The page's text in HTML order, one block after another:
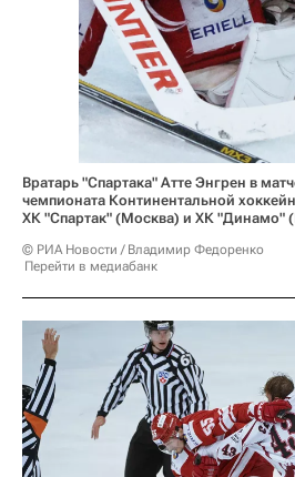
Вратарь "Спартака" Атте Энгрен в
чемпионата Континентальной
ХК "Спартак" (Москва) и ХК "Динамо"
© РИА Новости / Владимир Федоренко
Перейти в медиабанк